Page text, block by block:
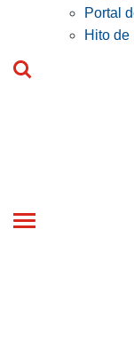
Portal
Hito de
Toggle